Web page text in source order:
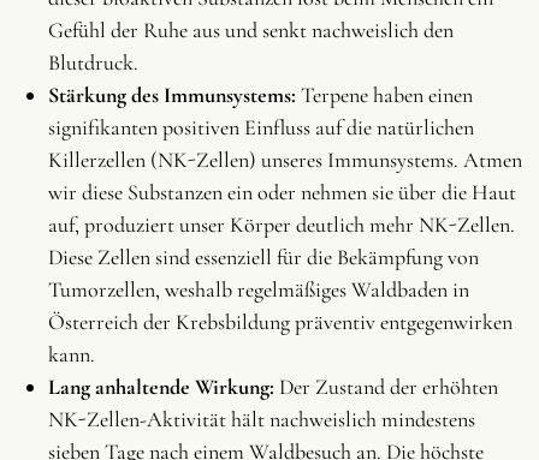
Gefühl der Ruhe aus und senkt nachweislich den
Blutdruck.
Stärkung des Immunsystems: Terpene haben einen
signifikanten positiven Einfluss auf die natürlichen
Killerzellen (NK-Zellen) unseres Immunsystems. Atmen
wir diese Substanzen ein oder nehmen sie über die Haut
auf, produziert unser Körper deutlich mehr NK-Zellen.
Diese Zellen sind essenziell für die Bekämpfung von
Tumorzellen, weshalb regelmäßiges Waldbaden in
Österreich der Krebsbildung präventiv entgegenwirken
kann.
Lang anhaltende Wirkung: Der Zustand der erhöhten
NK-Zellen-Aktivität hält nachweislich mindestens
sieben Tage nach einem Waldbesuch an. Die höchste